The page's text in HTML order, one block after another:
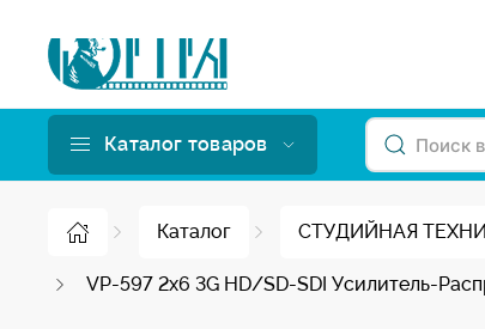
Каталог товаров
Каталог СТУДИЙНАЯ
VP-597 2x6 3G HD/SD-SDI Усилитель-